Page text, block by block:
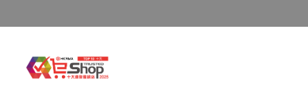
血液凝固毛病（例如血小板減少症、凝血障礙）
條款及細節：
回。
權。
所有預防疫苗產品並非作為醫務診斷或治療用途。